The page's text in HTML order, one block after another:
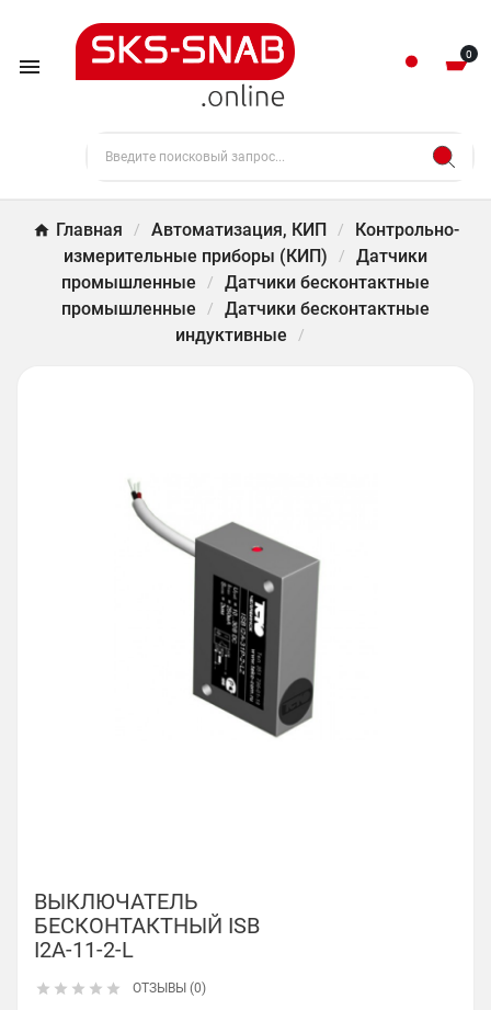
 0
Главная Автоматизация, КИП
Контрольно-
измерительные приборы (КИП)
Датчики
промышленные
Датчики бесконтактные
промышленные
Датчики бесконтактные
индуктивные
ВЫКЛЮЧАТЕЛЬ
БЕСКОНТАКТНЫЙ ISB
I2A-11-2-L
     ОТЗЫВЫ (0)